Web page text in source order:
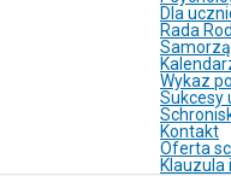
Dla
Rada
Wykaz
Sukcesy
Kontakt
Oferta